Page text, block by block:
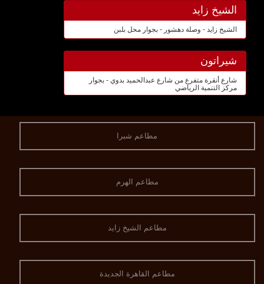
الشيخ زايد
الشيخ زايد - وصلة دهشور - بجوار محل بلبن
شيراتون
شارع أنقرة متفرع من شارع عبدالحميد بدوي - بجوار
مركز التنمية الرياضي
مطاعم شبرا
مطاعم الهرم
مطاعم الشيخ زايد
مطاعم القاهرة الجديدة